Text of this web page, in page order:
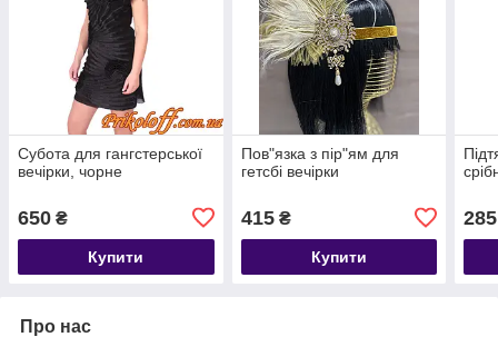
Субота для гангстерської
вечірки, чорне
650 ₴
Купити
Пов"язка з пір"ям для
гетсбі вечірки
415₴
Купити
285
Про нас